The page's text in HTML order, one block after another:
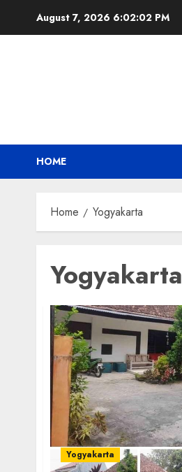
August 7, 2026 6:02:04 PM
HOME
Home Yogyakarta
Yogyakarta
Yogyakarta